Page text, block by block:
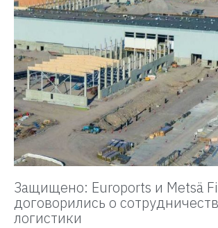
Защищено: Euroports и Metsä
договорились о
логистики